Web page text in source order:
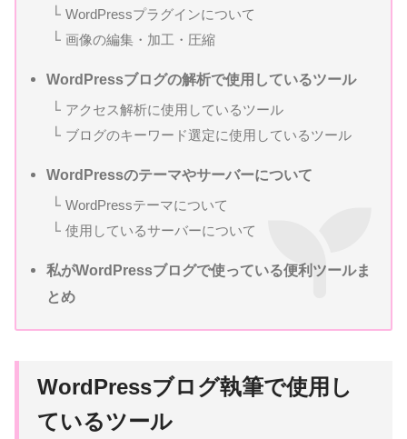
WordPressプラグインについて
画像の編集・加工・圧縮
WordPressブログの解析で使用しているツール
アクセス解析に使用しているツール
ブログのキーワード選定に使用しているツール
WordPressのテーマやサーバーについて
WordPressテーマについて
使用しているサーバーについて
私がWordPressブログで使っている便利ツールま
とめ
WordPressブログ執筆で使用し
ているツール